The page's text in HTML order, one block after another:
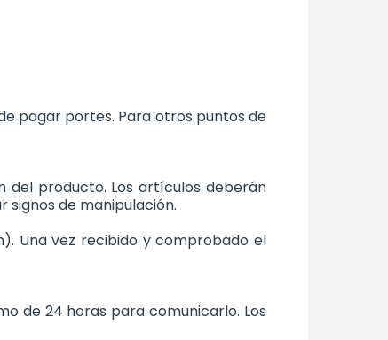
pagar portes. Para otros puntos de
del producto. Los artículos deberán
signos de manipulación.
Una vez recibido y comprobado el
de 24 horas para comunicarlo. Los